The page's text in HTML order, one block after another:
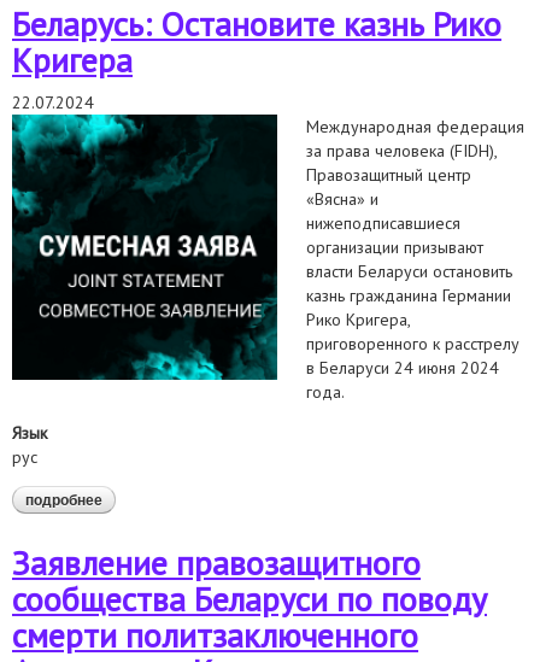
Беларусь: Остановите казнь Рико
Кригера
22.07.2024
Международная федерация
за права человека (FIDH),
Правозащитный центр
«Вясна» и
нижеподписавшиеся
организации призывают
власти Беларуси остановить
казнь гражданина Германии
Рико Кригера,
приговоренного к расстрелу
в Беларуси 24 июня 2024
года.
Язык
рус
подробнее о беларусь: остановите казнь рико кригера
Заявление правозащитного
сообщества Беларуси по поводу
смерти политзаключенного